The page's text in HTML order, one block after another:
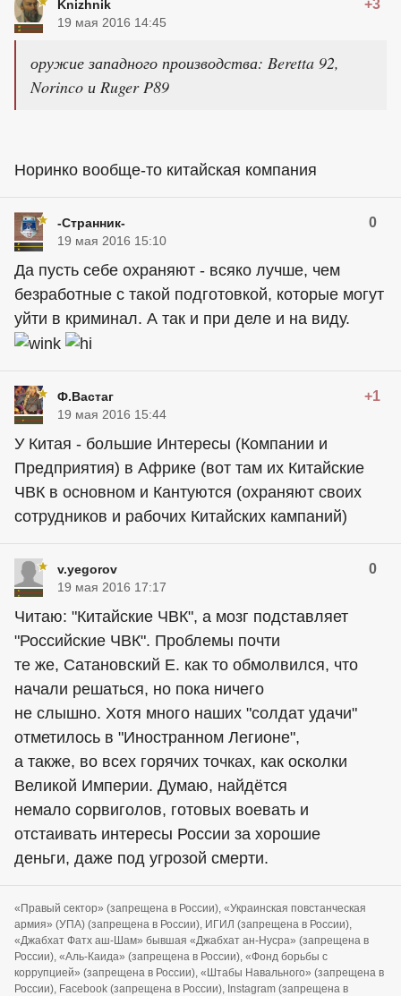
Knizhnik +3
19 мая 2016 14:45
оружие западного производства: Beretta 92,
Norinco и Ruger P89
Норинко вообще-то китайская компания
-Странник- 0
19 мая 2016 15:10
Да пусть себе охраняют - всяко лучше, чем
безработные с такой подготовкой, которые могут
уйти в криминал. А так и при деле и на виду.
Ф.Вастаг +1
19 мая 2016 15:44
У Китая - большие Интересы (Компании и
Предприятия) в Африке (вот там их Китайские
ЧВК в основном и Кантуются (охраняют своих
сотрудников и рабочих Китайских кампаний)
v.yegorov 0
19 мая 2016 17:17
Читаю: "Китайские ЧВК", а мозг подставляет
"Российские ЧВК". Проблемы почти
те же, Сатановский Е. как то обмолвился, что
начали решаться, но пока ничего
не слышно. Хотя много наших "солдат удачи"
отметилось в "Иностранном Легионе",
а также, во всех горячих точках, как осколки
Великой Империи. Думаю, найдётся
немало сорвиголов, готовых воевать и
отстаивать интересы России за хорошие
деньги, даже под угрозой смерти.
«Правый сектор» (запрещена в России), «Украинская повстанческая
армия» (УПА) (запрещена в России), ИГИЛ (запрещена в России),
«Джабхат Фатх аш-Шам» бывшая «Джабхат ан-Нусра» (запрещена в
России), «Аль-Каида» (запрещена в России), «Фонд борьбы с
коррупцией» (запрещена в России), «Штабы Навального» (запрещена в
России), Facebook (запрещена в России), Instagram (запрещена в